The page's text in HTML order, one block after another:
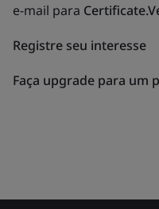
e-mail para
Registre seu interesse
Faça upgrade para um